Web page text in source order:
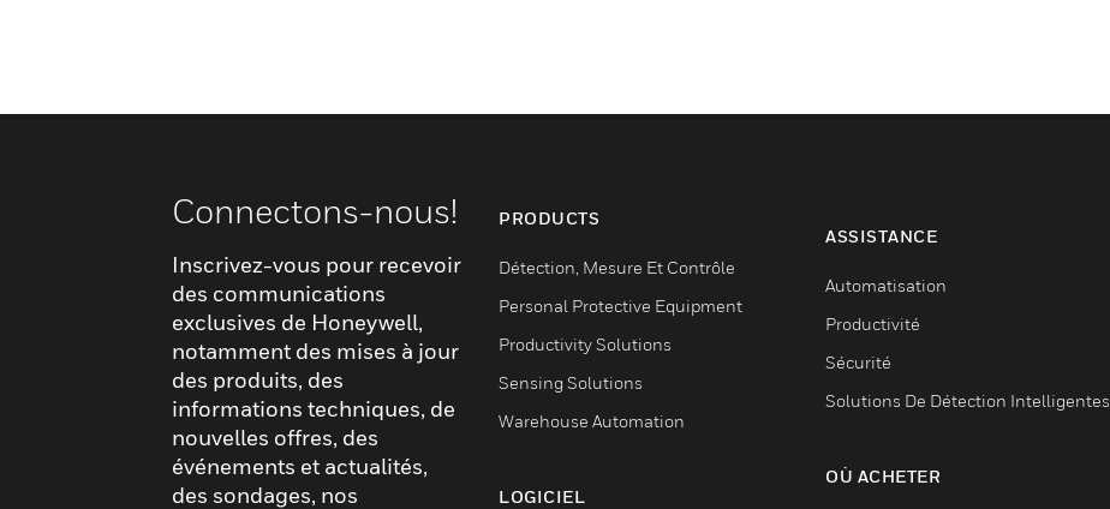
Connectons-nous!
Inscrivez-vous pour recevoir
des communications
exclusives de Honeywell,
notamment des mises à jour
des produits, des
informations techniques, de
nouvelles offres, des
événements et actualités,
des sondages, nos
PRODUCTS
Détection, Mesure Et Contrôle
Personal Protective Equipment
Productivity Solutions
Sensing Solutions
Warehouse Automation
LOGICIEL
ASSISTANCE
Automatisation
Productivité
Sécurité
Solutions De Détection Intelligentes
OÙ ACHETER